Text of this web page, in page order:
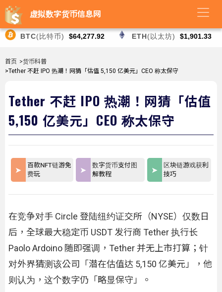
虚拟数字货币信息网
BTC(比特币) $64,277.92 ETH(以太坊) $1,901.33
首页 >货币科普
>Tether 不赶 IPO 热潮！网猜「估值 5,150 亿美元」CEO 称太保守
Tether 不赶 IPO 热潮！网猜「估值
5,150 亿美元」CEO 称太保守
百款NFT链游免
费玩
数字货币支付图
解教程
区块链游戏获利
技巧
在竞争对手 Circle 登陆纽约证交所（NYSE）仅数日
后，全球最大稳定币 USDT 发行商 Tether 执行长
Paolo Ardoino 随即强调，Tether 并无上市打算；针
对外界猜测该公司「潜在估值达 5,150 亿美元」，他
则认为，这个数字仍「略显保守」。